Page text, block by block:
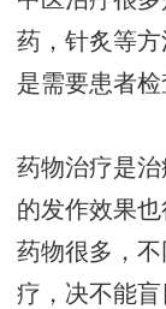
药，针炙等
是需要患者检
药物治疗是
的发作效果
药物很多，
疗，决不能